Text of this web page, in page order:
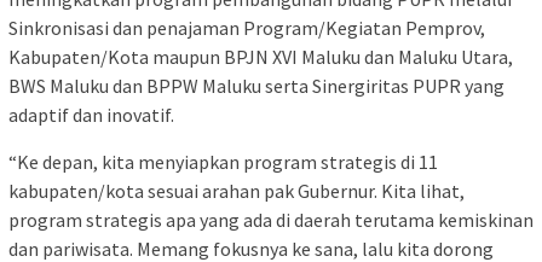
Sinkronisasi dan penajaman Program/Kegiatan Pemprov,
Kabupaten/Kota maupun BPJN XVI Maluku dan Maluku Utara,
BWS Maluku dan BPPW Maluku serta Sinergiritas PUPR yang
adaptif dan inovatif.
“Ke depan, kita menyiapkan program strategis di 11
kabupaten/kota sesuai arahan pak Gubernur. Kita lihat,
program strategis apa yang ada di daerah terutama kemiskinan
dan pariwisata. Memang fokusnya ke sana, lalu kita dorong